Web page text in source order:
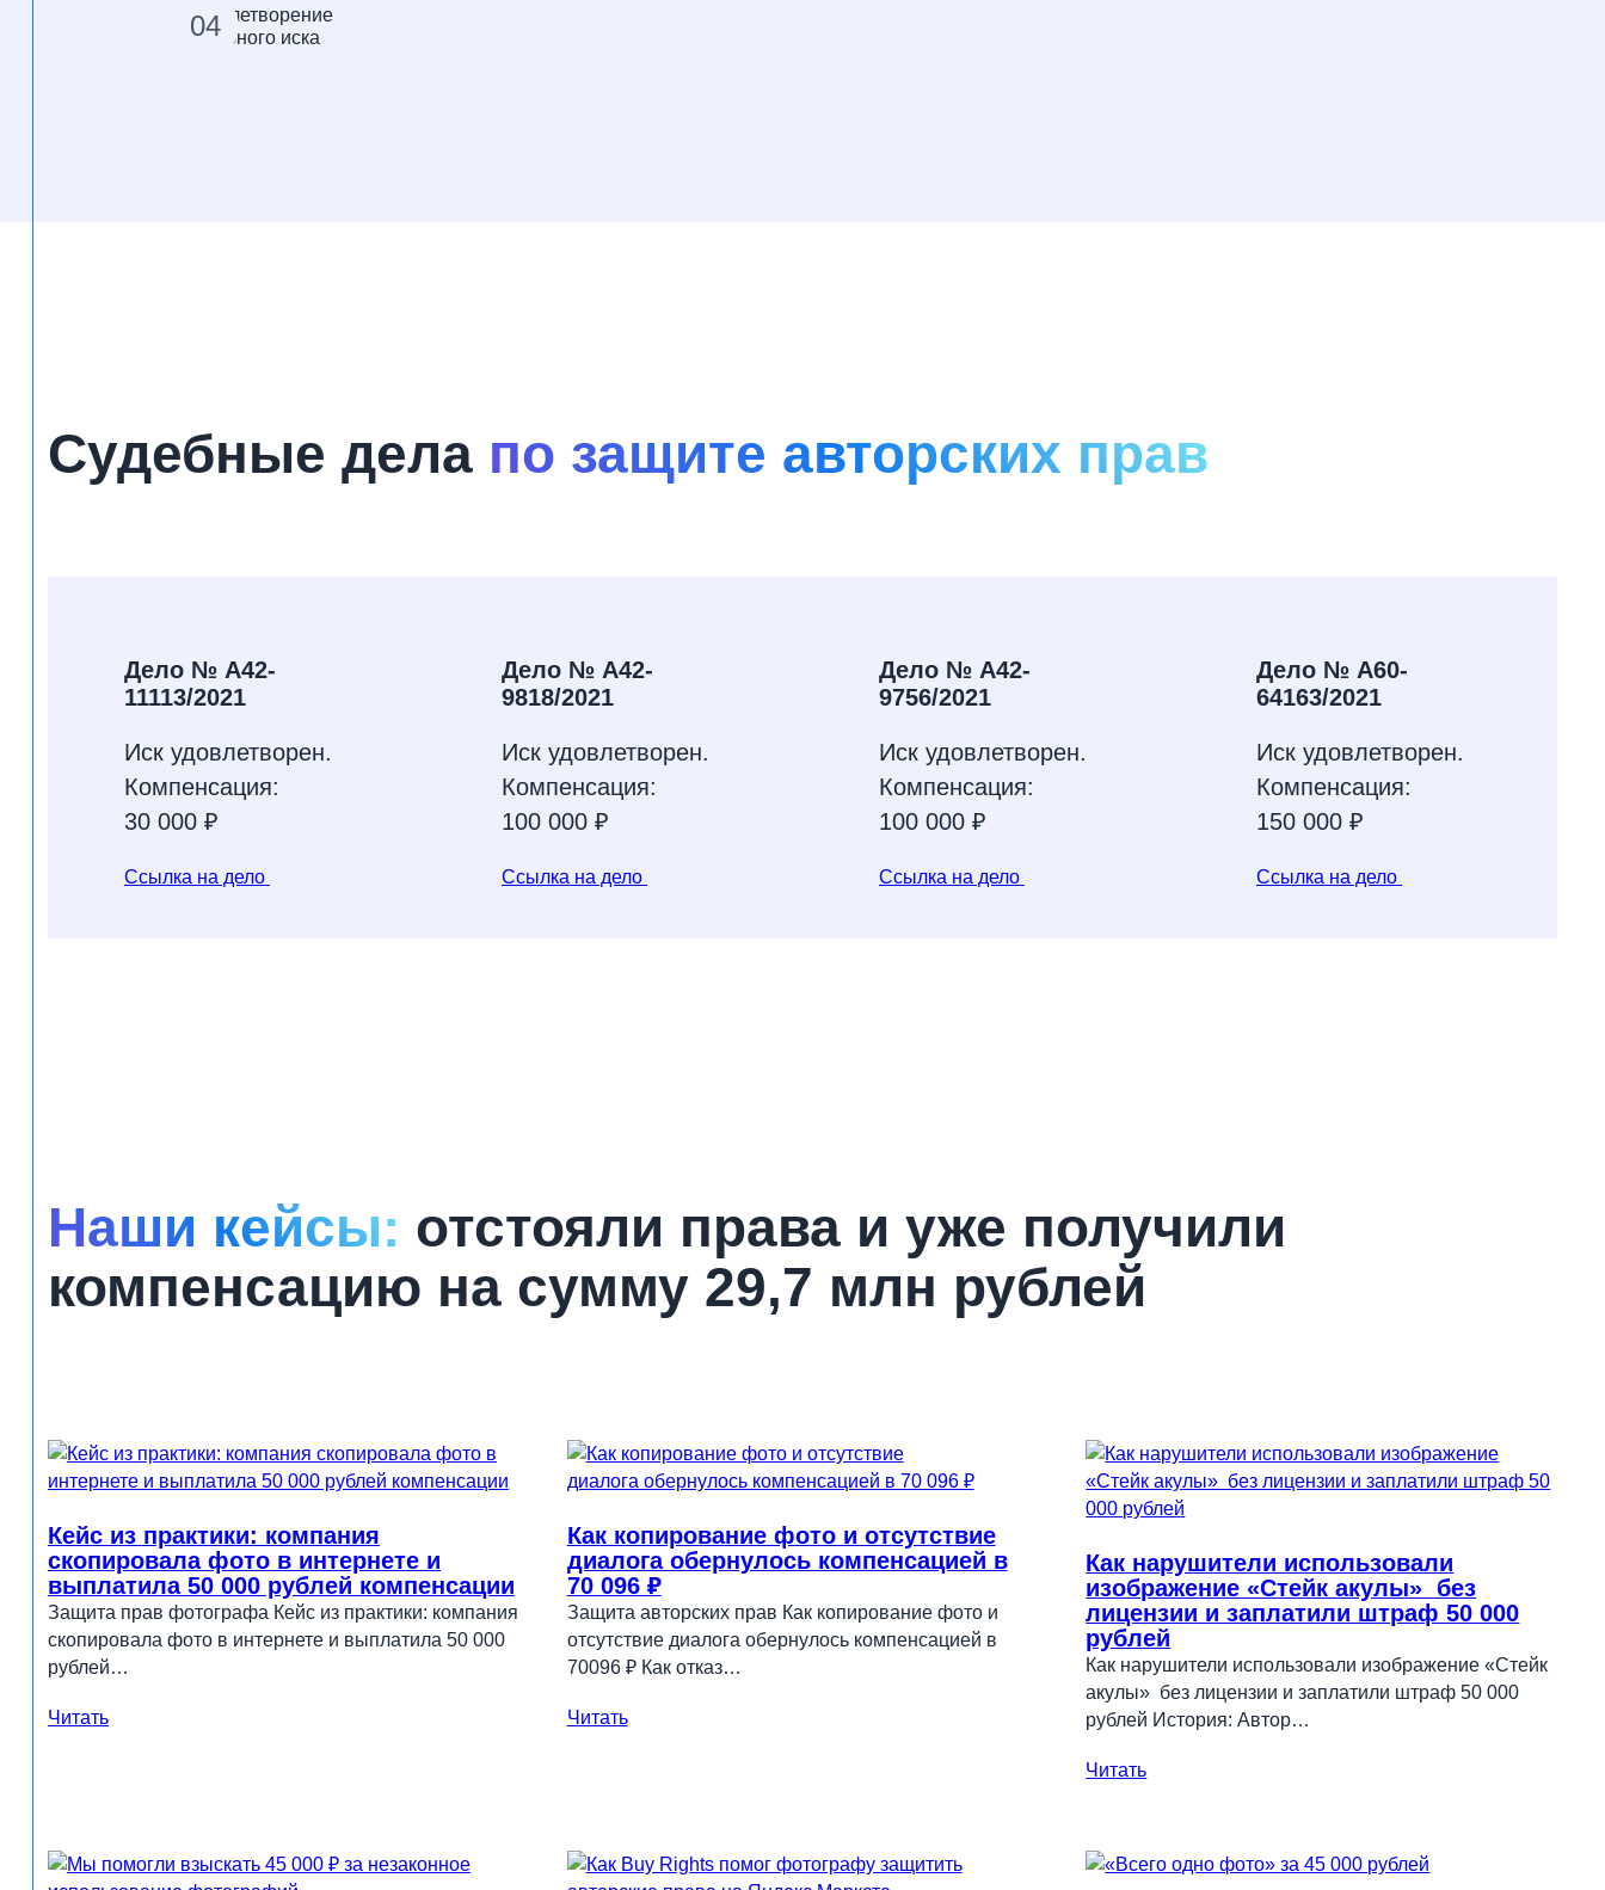
04
Удовлетворение
судебного иска
Судебные дела по защите авторских прав
Дело № А42-
11113/2021
Иск удовлетворен.
Компенсация:
30 000 ₽
Ссылка на дело
Дело № А42-
9818/2021
Иск удовлетворен.
Компенсация:
100 000 ₽
Ссылка на дело
Дело № А42-
9756/2021
Иск удовлетворен.
Компенсация:
100 000 ₽
Ссылка на дело
Дело № А60-
64163/2021
Иск удовлетворен.
Компенсация:
150 000 ₽
Ссылка на дело
Наши кейсы: отстояли права и уже получили
компенсацию на сумму 29,7 млн рублей
Кейс из практики: компания
скопировала фото в интернете и
выплатила 50 000 рублей компенсации
Защита прав фотографа Кейс из практики: компания
скопировала фото в интернете и выплатила 50 000
рублей…
Читать
Как копирование фото и отсутствие
диалога обернулось компенсацией в
70 096 ₽
Защита авторских прав Как копирование фото и
отсутствие диалога обернулось компенсацией в
70096 ₽ Как отказ…
Читать
Как нарушители использовали
изображение «Стейк акулы» без
лицензии и заплатили штраф 50 000
рублей
Как нарушители использовали изображение «Стейк
акулы» без лицензии и заплатили штраф 50 000
рублей История: Автор…
Читать